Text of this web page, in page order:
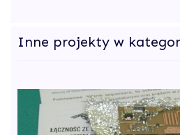
Inne projekty w